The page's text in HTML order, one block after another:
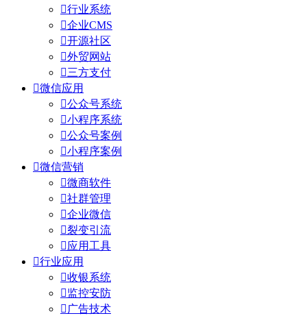
行业系统
企业CMS
开源社区
外贸网站
三方支付
微信应用
公众号系统
小程序系统
公众号案例
小程序案例
微信营销
微商软件
社群管理
企业微信
裂变引流
应用工具
行业应用
收银系统
监控安防
 广告技术